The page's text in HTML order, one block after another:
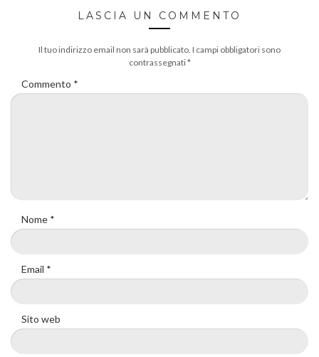
LASCIA UN COMMENTO
Il tuo indirizzo email non sarà pubblicato. I campi obbligatori sono
contrassegnati*
Commento *
Nome *
Email *
Sito web